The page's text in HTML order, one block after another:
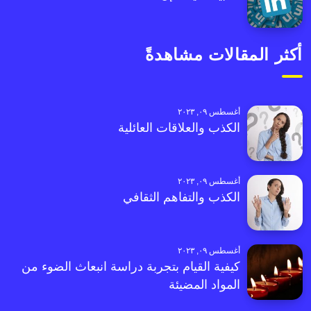
أكثر المقالات مشاهدةً
أغسطس ٠٩, ٢٠٢٣
الكذب والعلاقات العائلية
أغسطس ٠٩, ٢٠٢٣
الكذب والتفاهم الثقافي
أغسطس ٠٩, ٢٠٢٣
كيفية القيام بتجربة دراسة انبعاث الضوء من
المواد المضيئة